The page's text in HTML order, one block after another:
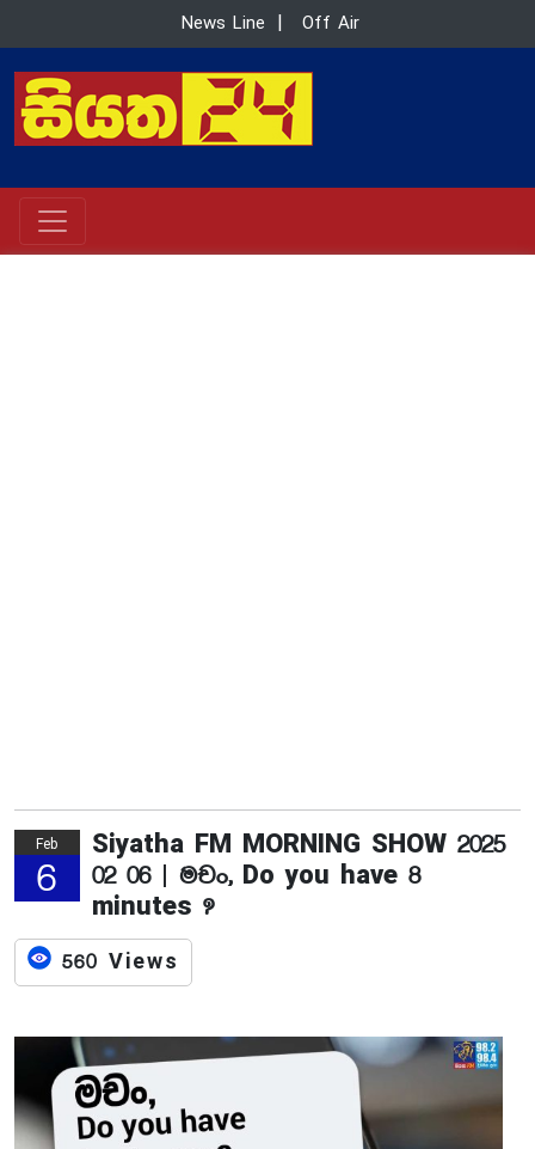
News Line Off Air
Feb
6
Siyatha FM MORNING SHOW 2025
02 06 | මචං, Do you have 8
minutes ?
560 Views